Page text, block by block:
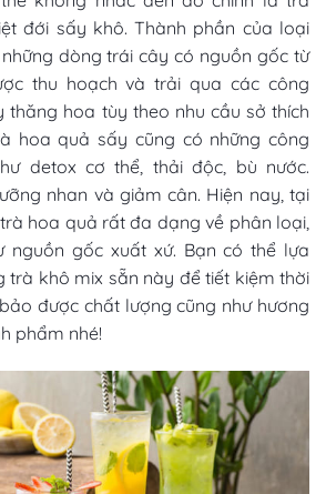
đới sấy khô. Thành phần của loại
dòng trái cây có nguồn gốc từ
thu hoạch và trải qua các công
thăng hoa tùy theo nhu cầu sở thích
hoa quả sấy cũng có những công
detox cơ thể, thải độc, bù nước.
nhan và giảm cân. Hiện nay, tại
hoa quả rất đa dạng về phân loại,
nguồn gốc xuất xứ. Bạn có thể lựa
trà khô mix sẵn này để tiết kiệm thời
được chất lượng cũng như hương
phẩm nhé!